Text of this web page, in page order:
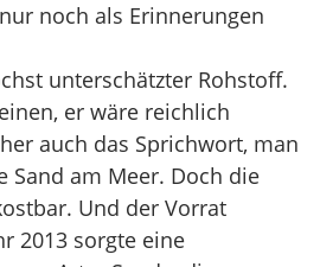
noch als Erinnerungen
unterschätzter Rohstoff.
er wäre reichlich
auch das Sprichwort, man
Sand am Meer. Doch die
Und der Vorrat
2013 sorgte eine